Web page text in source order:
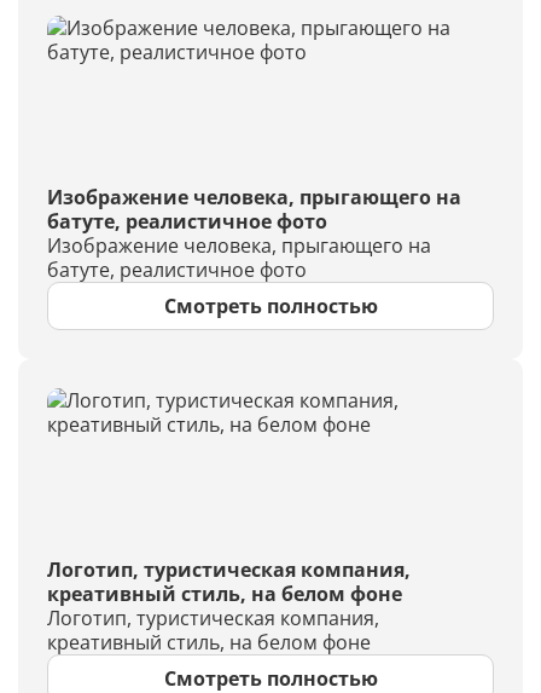
Изображение человека, прыгающего на
батуте, реалистичное фото
Изображение человека, прыгающего на
батуте, реалистичное фото
Смотреть полностью
Логотип, туристическая компания,
креативный стиль, на белом фоне
Логотип, туристическая компания,
креативный стиль, на белом фоне
Смотреть полностью